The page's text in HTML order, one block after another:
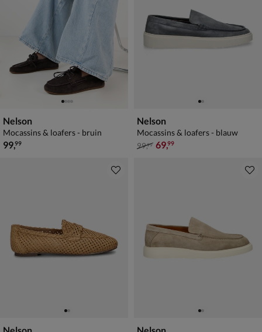
Nelson
Mocassins & loafers - bruin
€ 99,99
99,99
Nelson
Mocassins & loafers - blauw
van € 99,99 voor € 69,99
99,99 69,99